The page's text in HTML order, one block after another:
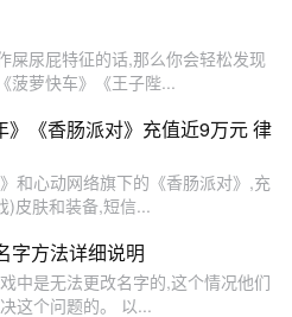
屎尿屁特征的话,那么你会轻松发现
菠萝快车》《王子陛...
《香肠派对》充值近9万元 律
和心动网络旗下的《香肠派对》,充
)皮肤和装备,短信...
字方法详细说明
中是无法更改名字的,这个情况他们
这个问题的。 以...